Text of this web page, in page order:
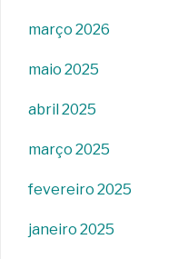
março 2026
maio 2025
abril 2025
março 2025
fevereiro 2025
janeiro 2025